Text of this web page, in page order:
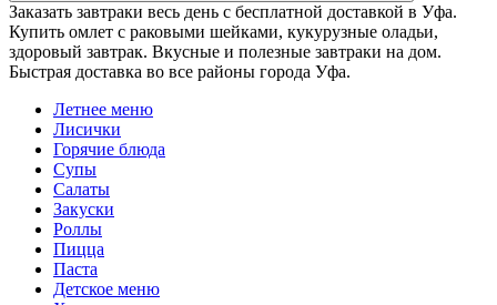
Заказать завтраки весь день с бесплатной доставкой в Уфа.
Купить омлет с раковыми шейками, кукурузные оладьи,
здоровый завтрак. Вкусные и полезные завтраки на дом.
Быстрая доставка во все районы города Уфа.
Летнее меню
Лисички
Горячие блюда
Супы
Салаты
Закуски
Роллы
Пицца
Паста
Детское меню